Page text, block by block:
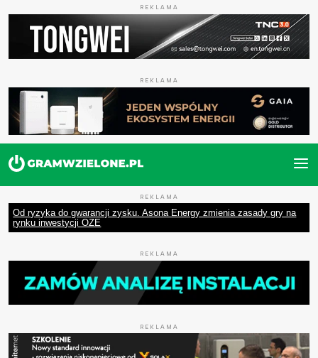
REKLAMA
REKLAMA
REKLAMA
Od ryzyka do gwarancji zysku. Asona Energy zmienia zasady gry na
rynku inwestycji OZE
REKLAMA
REKLAMA